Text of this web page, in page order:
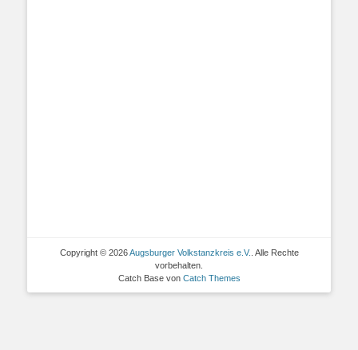
Copyright © 2026Augsburger Volkstanzkreis e.V. . Alle Rechte
vorbehalten.
Catch Base von Catch Themes